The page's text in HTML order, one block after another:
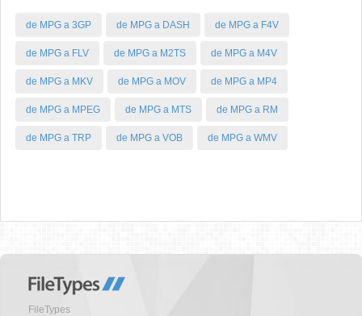
de MPG a 3GP de MPG a DASH de MPG a F4V
de MPG a FLV de MPG a M2TS de MPG a M4V
de MPG a MKV de MPG a MOV de MPG a MP4
de MPG a MPEG de MPG a MTS de MPG a RM
de MPG a TRP de MPG a VOB de MPG a WMV
FileTypes